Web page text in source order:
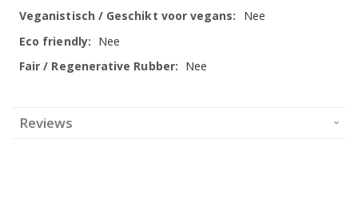
Nee
Nee
Nee
Reviews